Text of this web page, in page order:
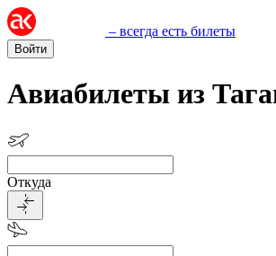
– всегда есть билеты
Войти
Авиабилеты из
Откуда